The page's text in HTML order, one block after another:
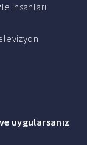
insanları
uygularsanız